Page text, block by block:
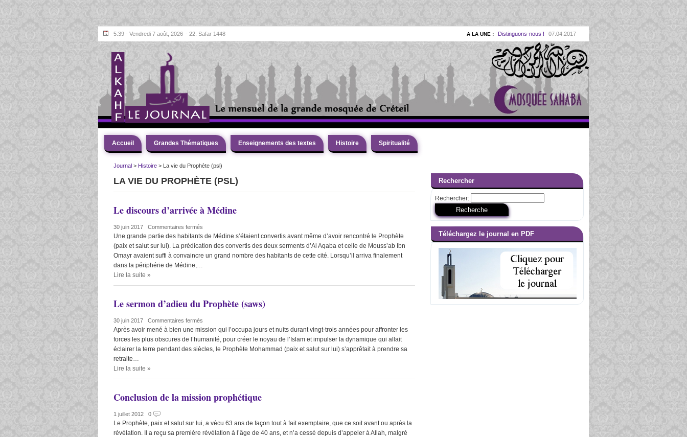
5:39 - Vendredi 7 août, 2026 - 22. Safar 1448 A LA UNE : Distinguons-nous ! 07.04.2017
Le Coran, la Sounnah… & la raison 10.02.2017 |
A LA UNE : Mohamed Rasoul Allah 27.01.2017 |
A LA UNE : La reconquête de nos valeurs 27.01.2017
A LA UNE : Les bien-aimés d’Allah 11.11.2016 |
A LA UNE : Comprendre La Sounnah à la lumière du Coran 03.10.2014 |
A LA UNE : La consécration à Dieu (al ikhlas) 04.10.2013 |
A LA UNE :
A LA UNE : L’Islam et l’engagement dans la société
A LA UNE : Al ihsan ou l’excellence dans les oeuvres
Entre ‘salafisme’ et ‘soufisme’, chez Ibn Taymiya, Ibn al Qayyim & Ibn al Jawzi
A LA UNE : La loyauté envers le Coran 01.11.2010 |
A LA UNE : Les Kharijites [Al Khawarij] 01.06.2010 |
Douceur et compassion 01.01.2009
Jésus fils de Marie [‘Issa Ibn Mariam] (1/3) 01.04.2008
Edito Août 05.08.2017
A LA UNE : Ali Ibn Abi Taleb 30.06.2017
Accueil Grandes Thématiques Enseignements des textes Histoire Spiritualité
Journal > Histoire > La vie du Prophète (psl)
LA VIE DU PROPHÈTE (PSL)
Le discours d’arrivée à Médine
30 juin 2017 Commentaires fermés
Une grande partie des habitants de Médine s’étaient convertis avant même d’avoir rencontré le Prophète
(paix et salut sur lui). La prédication des convertis des deux serments d’Al Aqaba et celle de Mouss’ab Ibn
Omayr avaient suffi à convaincre un grand nombre des habitants de cette cité. Lorsqu’il arriva finalement
dans la périphérie de Médine,…
Lire la suite »
Le sermon d’adieu du Prophète (saws)
30 juin 2017 Commentaires fermés
Après avoir mené à bien une mission qui l’occupa jours et nuits durant vingt-trois années pour affronter les
forces les plus obscures de l’humanité, pour créer le noyau de l’Islam et impulser la dynamique qui allait
éclairer la terre pendant des siècles, le Prophète Mohammad (paix et salut sur lui) s’apprêtait à prendre sa
retraite…
Lire la suite »
Conclusion de la mission prophétique
1 juillet 2012 0
Le Prophète, paix et salut sur lui, a vécu 63 ans de façon tout à fait exemplaire, que ce soit avant ou après la
révélation. Il a reçu sa première révélation à l’âge de 40 ans, et n’a cessé depuis d’appeler à Allah, malgré
Rechercher
Rechercher:
Téléchargez le journal en PDF